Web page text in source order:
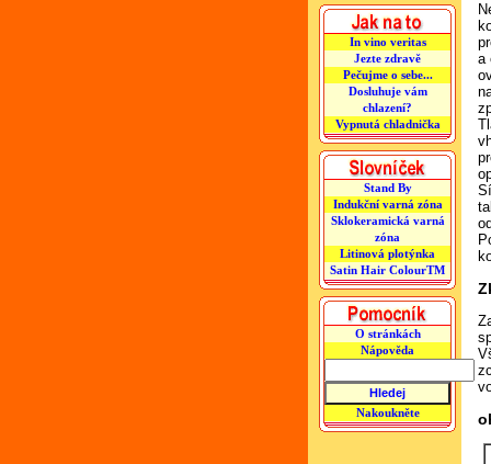
In vino veritas
Jezte zdravě
Pečujme o sebe...
Dosluhuje vám
chlazení?
Vypnutá chladnička
Stand By
Indukční varná zóna
Sklokeramická varná
zóna
Litinová plotýnka
Satin Hair ColourTM
O stránkách
Nápověda
Nakoukněte
a